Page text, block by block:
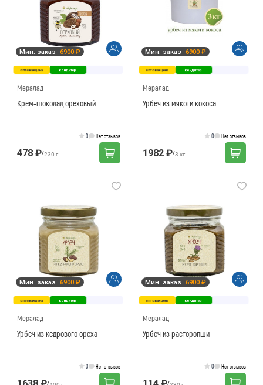
Мин. заказ 6900 ₽
оптовая цена кондитер
Мералад
Крем-шоколад ореховый
0 Нет отзывов
478 ₽/230 г
Мин. заказ 6900 ₽
оптовая цена кондитер
Мералад
Урбеч из мякоти кокоса
0 Нет отзывов
1982 ₽/3 кг
Мин. заказ 6900 ₽
оптовая цена кондитер
Мералад
Урбеч из кедрового ореха
0 Нет отзывов
/
Мин. заказ 6900 ₽
оптовая цена кондитер
Мералад
Урбеч из расторопши
0 Нет отзывов
/